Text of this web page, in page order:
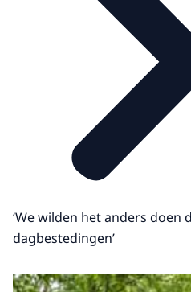
‘We wilden het anders doen
dagbestedingen’